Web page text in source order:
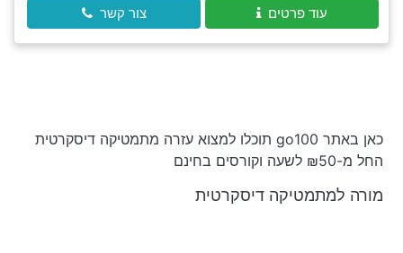
עוד פרטים צור קשר
כאן באתר go100 תוכלו למצוא עזרה מתמטיקה דיסקרטית
החל מ-₪50 לשעה וקורסים בחינם
מורה למתמטיקה דיסקרטית